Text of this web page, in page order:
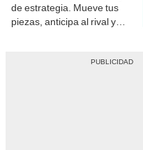
de estrategia. Mueve tus
piezas, anticipa al rival y